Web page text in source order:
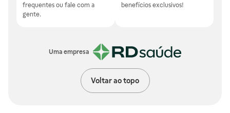
frequentes ou fale com a
gente.
benefícios exclusivos!
Uma empresa
Voltar ao topo